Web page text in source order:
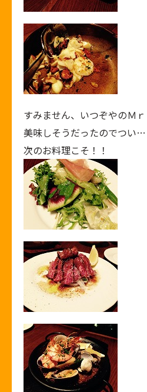
すみません、いつぞやのＭ
美味しそうだったのでつい…
次のお料理こそ！！